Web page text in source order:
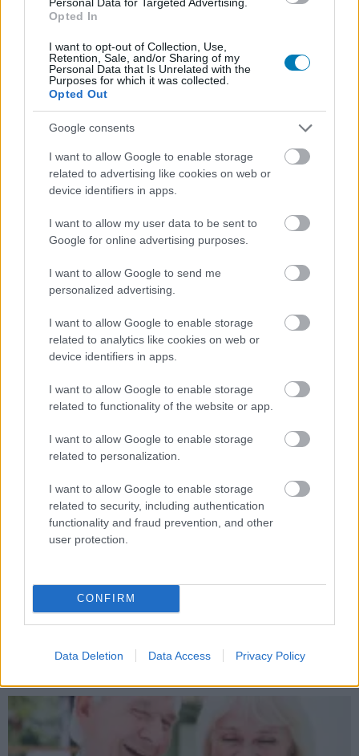
Opted In
I want to opt-out of Collection, Use,
Retention, Sale, and/or Sharing of my
Personal Data that Is Unrelated with the
Purposes for which it was collected.
Opted Out
Google consents
I want to allow Google to enable storage
related to advertising like cookies on web or
device identifiers in apps.
I want to allow my user data to be sent to
Google for online advertising purposes.
I want to allow Google to send me
personalized advertising.
I want to allow Google to enable storage
related to analytics like cookies on web or
device identifiers in apps.
I want to allow Google to enable storage
related to functionality of the website or app.
I want to allow Google to enable storage
related to personalization.
I want to allow Google to enable storage
related to security, including authentication
functionality and fraud prevention, and other
user protection.
CONFIRM
Data Deletion Data Access Privacy Policy
először szólalt meg azóta, hogy Bruce Willist
frontotemporális demenciával diagnosztizálták.
Bruce Willis felesége azt kéri a paparazzóktól, hogy
szálljanak le a demenciában szenvedő színészről
| 2023.03.06 10:05
Willis egy lépést sem tehet meg anélkül, hogy ne fotózná,
videózná, kérdezgetné valaki.
erősítette meg hivatalosan a rossz hírt
| 2023.02.17 07:42
szomorú hírt, akik végre egyértelmű diagnózist kaptak, és a
helyzet elég lesújtó.